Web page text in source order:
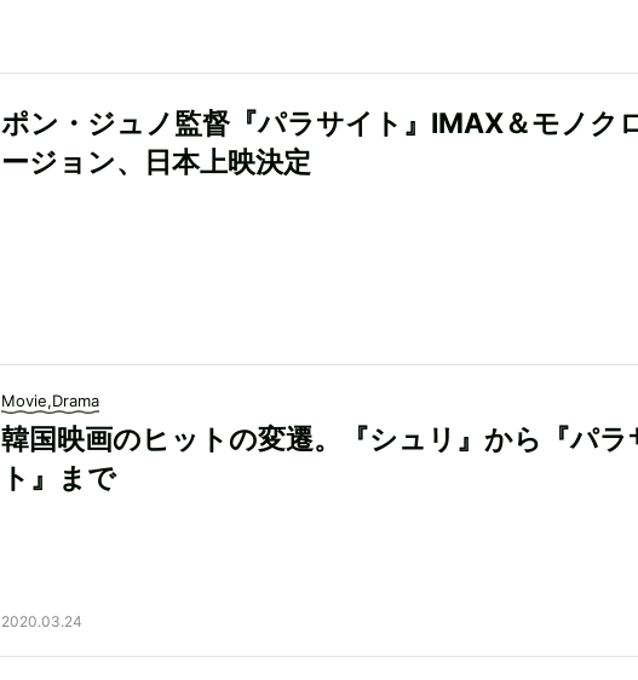
ポン・ジュノ監督『パラサイト』IMAX＆モノク
ージョン、日本上映決定
Movie,Drama
韓国映画のヒットの変遷。『シュリ』から『パラ
ト』まで
2020.03.24